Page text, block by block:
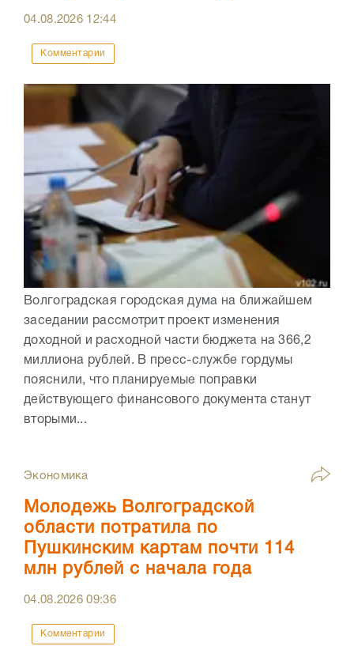
04.08.2026 12:44
Комментарии
Волгоградская городская дума на ближайшем
заседании рассмотрит проект изменения
доходной и расходной части бюджета на 366,2
миллиона рублей. В пресс-службе гордумы
пояснили, что планируемые поправки
действующего финансового документа станут
вторыми...
Экономика
Молодежь Волгоградской
области потратила по
Пушкинским картам почти 114
млн рублей с начала года
04.08.202609:36
Комментарии